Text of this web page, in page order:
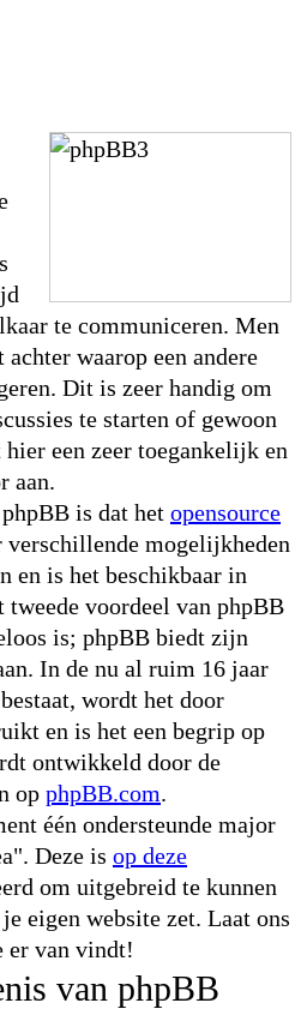
te communiceren. Men
waarop een andere
Dit is zeer handig om
te starten of gewoon
een zeer toegankelijk en
aan.
is dat het opensource
verschillende mogelijkheden
en is het beschikbaar in
voordeel van phpBB
is; phpBB biedt zijn
In de nu al ruim 16 jaar
wordt het door
en is het een begrip op
ontwikkeld door de
op phpBB.com.
één ondersteunde major
Deze is op deze
om uitgebreid te kunnen
eigen website zet. Laat ons
er van vindt!
van phpBB